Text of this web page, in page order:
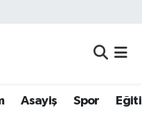
Asayiş Spor